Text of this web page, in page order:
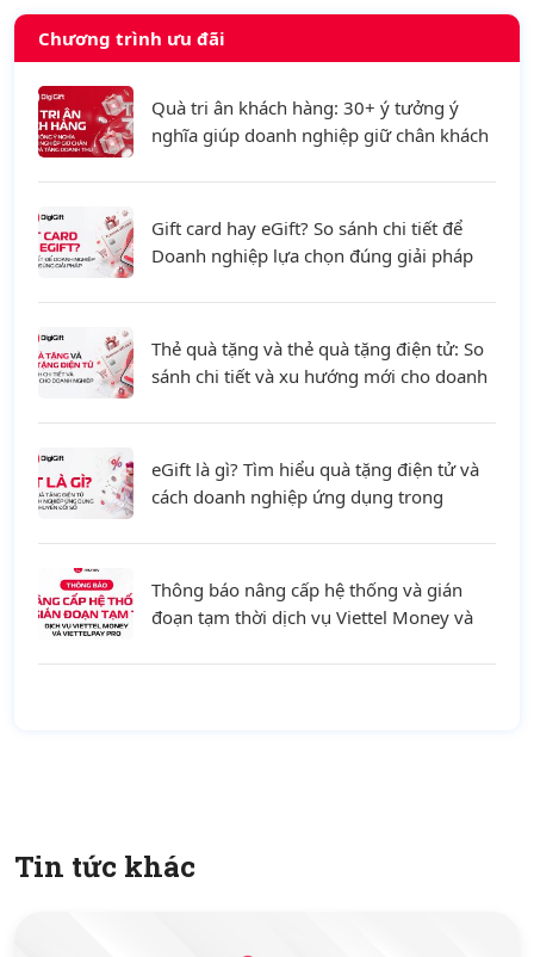
Chương trình ưu đãi
Quà tri ân khách hàng: 30+ ý tưởng ý
nghĩa giúp doanh nghiệp giữ chân khách
Gift card hay eGift? So sánh chi tiết để
Doanh nghiệp lựa chọn đúng giải pháp
Thẻ quà tặng và thẻ quà tặng điện tử: So
sánh chi tiết và xu hướng mới cho doanh
eGift là gì? Tìm hiểu quà tặng điện tử và
cách doanh nghiệp ứng dụng trong
Thông báo nâng cấp hệ thống và gián
đoạn tạm thời dịch vụ Viettel Money và
Tin tức khác